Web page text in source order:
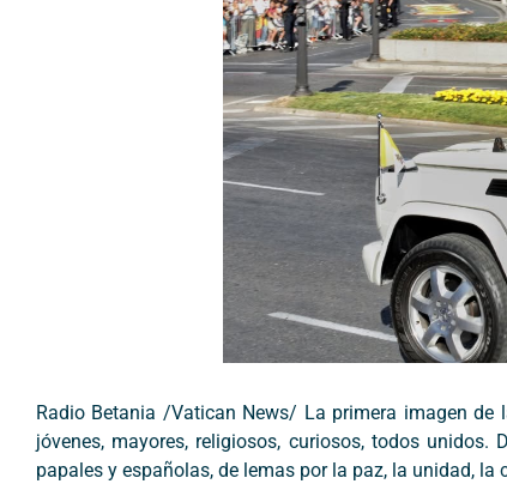
Radio Betania /Vatican News/ La primera imagen
jóvenes, mayores, religiosos, curiosos, todos
papales y españolas, de lemas por la paz, la unidad,